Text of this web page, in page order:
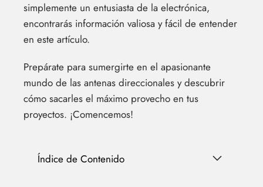
simplemente un entusiasta de la electrónica,
encontrarás información valiosa y fácil de entender
en este artículo.
Prepárate para sumergirte en el apasionante
mundo de las antenas direccionales y descubrir
cómo sacarles el máximo provecho en tus
proyectos. ¡Comencemos!
Índice de Contenido